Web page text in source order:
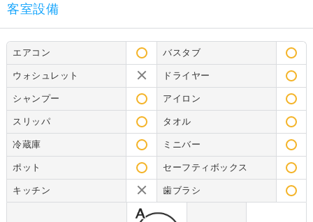
客室設備
エアコン バスタブ
ウォシュレット ドライヤー
シャンプー アイロン
スリッパ タオル
冷蔵庫 ミニバー
ポット セーフティボックス
キッチン 歯ブラシ